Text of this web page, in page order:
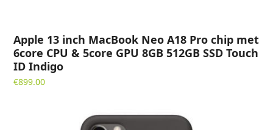
Apple 13 inch MacBook Neo A18 Pro chip met
6core CPU & 5core GPU 8GB 512GB SSD Touch
ID Indigo
€899.00